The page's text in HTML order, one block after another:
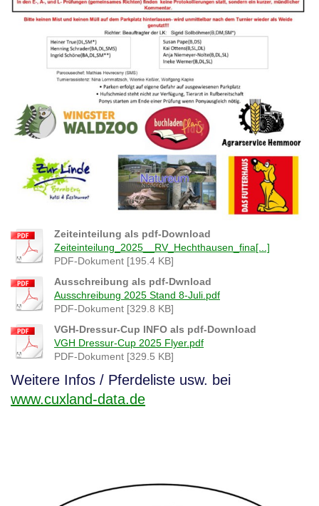
Zeiteinteilung als pdf-Download
Zeiteinteilung_2025__RV_Hechthausen_fina[...]
PDF-Dokument [195.4 KB]
Ausschreibung als pdf-Dwnload
Ausschreibung 2025 Stand 8-Juli.pdf
PDF-Dokument [329.8 KB]
VGH-Dressur-Cup INFO als pdf-Download
VGH Dressur-Cup 2025 Flyer.pdf
PDF-Dokument [329.5 KB]
Weitere Infos / Pferdeliste usw. bei
www.cuxland-data.de